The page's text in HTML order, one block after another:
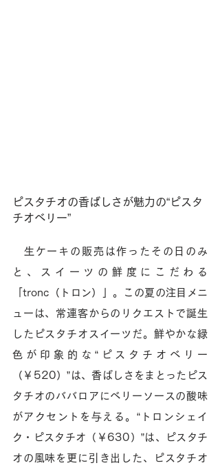
ピスタチオの香ばしさが魅力の“ピスタ
チオベリー”
生ケーキの販売は作ったその日のみ
と、スイーツの鮮度にこだわる
「tronc（トロン）」。この夏の注目メニ
ューは、常連客からのリクエストで誕生
したピスタチオスイーツだ。鮮やかな緑
色が印象的な“ピスタチオベリー
（￥520）”は、香ばしさをまとったピス
タチオのババロアにベリーソースの酸味
がアクセントを与える。“トロンシェイ
ク・ピスタチオ（￥630）”は、ピスタチ
オの風味を更に引き出した、ピスタチオ